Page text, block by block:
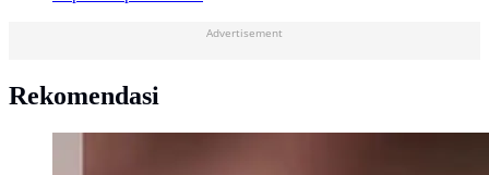
Advertisement
Rekomendasi